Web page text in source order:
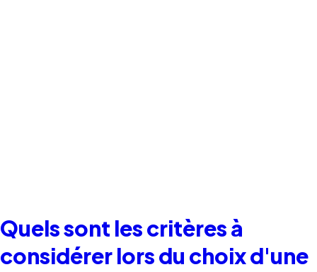
Quels sont les critères à
considérer lors du choix d'une